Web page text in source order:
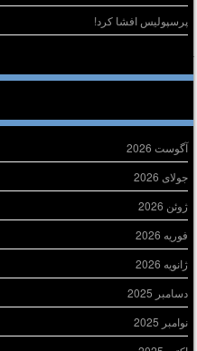
پرسپولیس افشا کرد!
دیدگاه‌ها
آگوست 2026
جولای 2026
ژوئن 2026
فوریه 2026
ژانویه 2026
دسامبر 2025
نوامبر 2025